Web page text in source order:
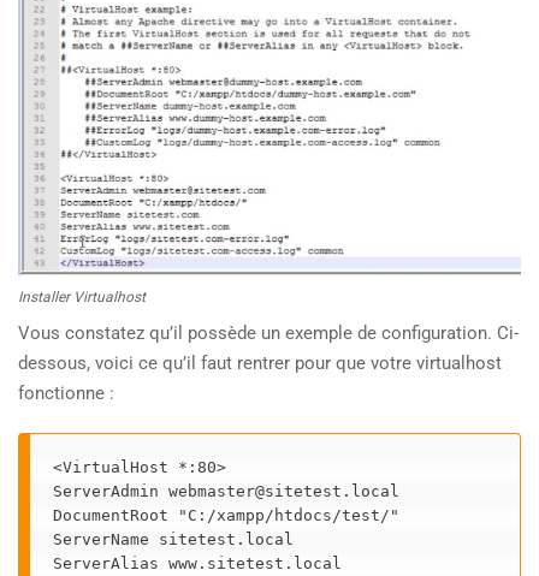
Installer Virtualhost
Vous constatez qu’il possède un exemple de configuration. Ci-
dessous, voici ce qu’il faut rentrer pour que votre virtualhost
fonctionne :
<VirtualHost *:80>
ServerAdmin webmaster@sitetest.local
DocumentRoot "C:/xampp/htdocs/test/"
ServerName sitetest.local
ServerAlias www.sitetest.local